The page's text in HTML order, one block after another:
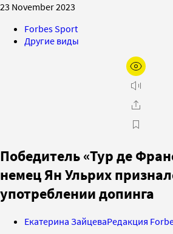
23 November 2023
Forbes Sport
Другие виды
Победитель «Тур де
немец Ян Ульрих
употреблении допинга
Екатерина ЗайцеваРедакция